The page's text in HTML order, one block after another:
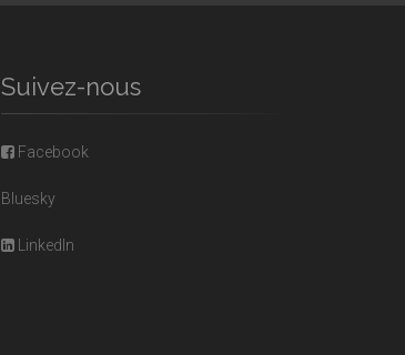
Suivez-nous
Facebook
Bluesky
LinkedIn